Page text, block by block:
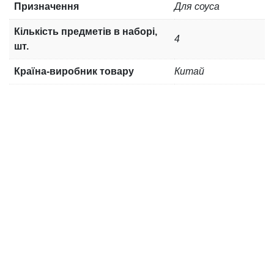
Призначення Для соуса
Кількість предметів в наборі,
шт.
4
Країна-виробник товару Китай